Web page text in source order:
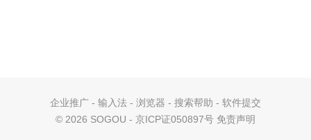
企业推广 - 输入法 - 浏览器 - 搜索帮助 - 软件提交
© 2026 SOGOU - 京ICP证050897号 免责声明